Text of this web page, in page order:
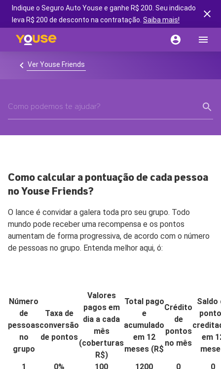
Indique o Seguro Auto Youse e ganhe R$ 200. Seu indicado
leva R$ 200 de desconto na contratação. Saiba mais!
Ver Youse Friends
Como calcular a pontuação de cada pessoa
no Youse Friends?
O lance é convidar a galera toda pro seu grupo. Todo
mundo pode receber uma recompensa e os pontos
aumentam de forma progressiva, de acordo com o número
de pessoas no grupo. Entenda melhor aqui, ó:
Número
de
pessoas
no
grupo
Taxa de
conversão
de pontos
Valores
pagos em
dia a cada
mês
(coberturas
R$)
Total pago
e
acumulado
em 12
meses (R$
Crédito
de
pontos
no mês
Saldo
em
1
0% 100 1200 0
0